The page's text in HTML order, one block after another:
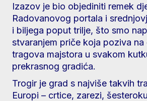
Izazov je bio objediniti remek
Radovanovog portala i
i biljega poput trilje, što smo
stvaranjem priče koja poziva na
tragova majstora u svakom
prekrasnog gradića.
Trogir je grad s najviše takvih
Europi – crtice, zarezi,